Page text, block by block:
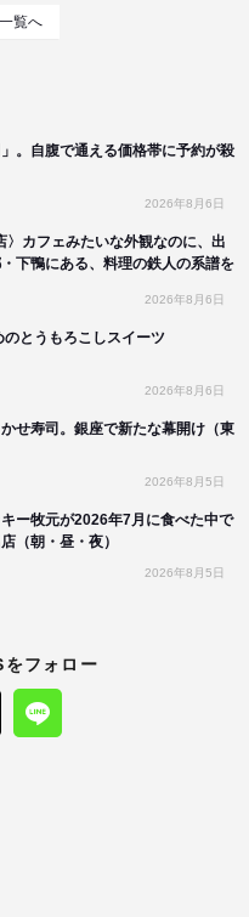
覧へ
。自腹で通える価格帯に予約が殺
2026年8月6日
〉カフェみたいな外観なのに、出
下鴨にある、料理の鉄人の系譜を
2026年8月6日
とうもろこしスイーツ
2026年8月6日
せ寿司。銀座で新たな幕開け（東
2026年8月5日
ー牧元が2026年7月に食べた中で
（朝・昼・夜）
2026年8月5日
フォロー